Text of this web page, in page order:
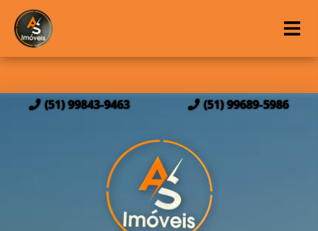
(51) 99843-9463 (51) 99689-5986